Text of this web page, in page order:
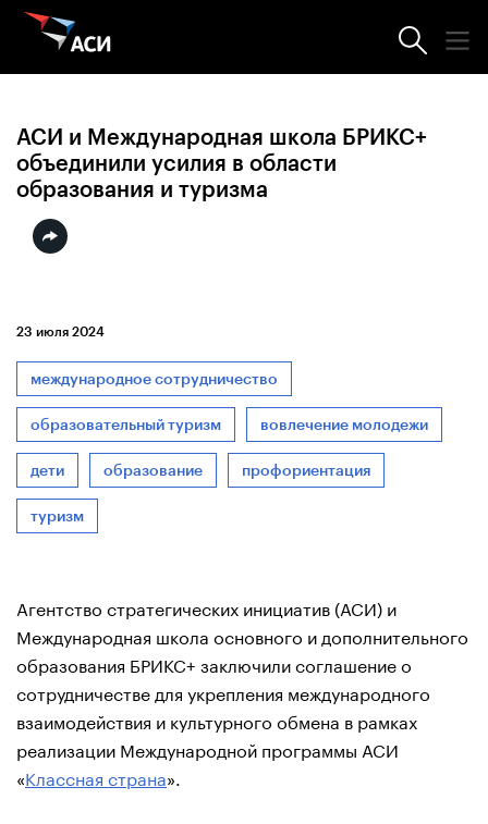
Новости АСИ
АСИ и Международная школа БРИКС+
объединили усилия в области
образования и туризма
23 июля 2024
международное сотрудничество
образовательный туризм вовлечение молодежи
дети образование профориентация
туризм
Агентство стратегических инициатив (АСИ) и
Международная школа основного и дополнительного
образования БРИКС+ заключили соглашение о
сотрудничестве для укрепления международного
взаимодействия и культурного обмена в рамках
реализации Международной программы АСИ
«Классная страна».